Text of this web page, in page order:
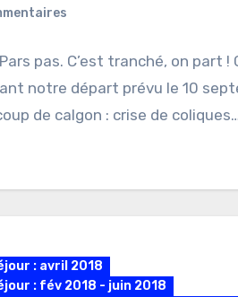
pas. C’est tranché, on part !
notre départ prévu le 10
de calgon : crise de
: avril 2018
: fév 2018 - juin 2018